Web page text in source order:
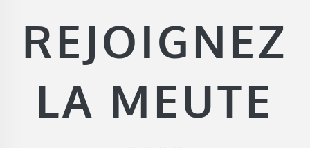
REJOIGNEZ
LA MEUTE